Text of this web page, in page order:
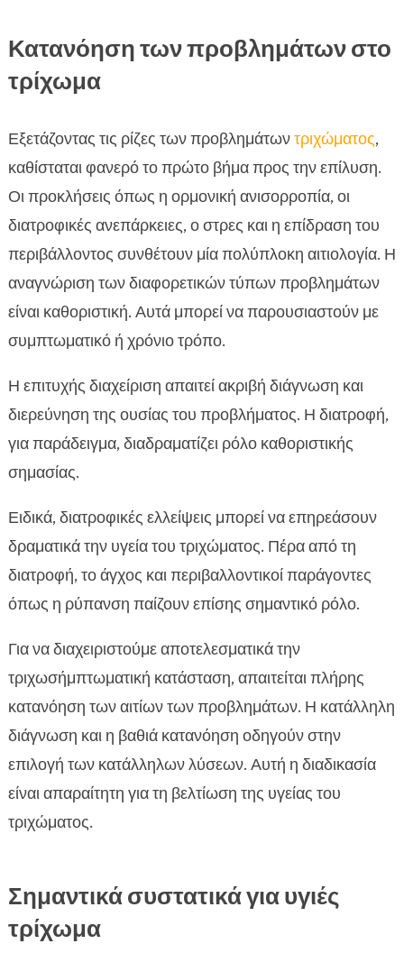
Κατανόηση των προβλημάτων στο
τρίχωμα
Εξετάζοντας τις ρίζες των προβλημάτωντριχώματος,
καθίσταται φανερό το πρώτο βήμα προς την επίλυση.
Οι προκλήσεις όπως η ορμονική ανισορροπία, οι
διατροφικές ανεπάρκειες, ο στρες και η επίδραση του
περιβάλλοντος συνθέτουν μία πολύπλοκη αιτιολογία. Η
αναγνώριση των διαφορετικών τύπων προβλημάτων
είναι καθοριστική. Αυτά μπορεί να παρουσιαστούν με
συμπτωματικό ή χρόνιο τρόπο.
Η επιτυχής διαχείριση απαιτεί ακριβή διάγνωση και
διερεύνηση της ουσίας του προβλήματος. Η διατροφή,
για παράδειγμα, διαδραματίζει ρόλο καθοριστικής
σημασίας.
Ειδικά, διατροφικές ελλείψεις μπορεί να επηρεάσουν
δραματικά την υγεία του τριχώματος. Πέρα από τη
διατροφή, το άγχος και περιβαλλοντικοί παράγοντες
όπως η ρύπανση παίζουν επίσης σημαντικό ρόλο.
Για να διαχειριστούμε αποτελεσματικά την
τριχωσήμπτωματική κατάσταση, απαιτείται πλήρης
κατανόηση των αιτίων των προβλημάτων. Η κατάλληλη
διάγνωση και η βαθιά κατανόηση οδηγούν στην
επιλογή των κατάλληλων λύσεων. Αυτή η διαδικασία
είναι απαραίτητη για τη βελτίωση της υγείας του
τριχώματος.
Σημαντικά συστατικά για υγιές
τρίχωμα